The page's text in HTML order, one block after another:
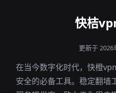
快桔
更新于 2026
在当今数字化时代，快橙
安全的必备工具。稳定翻墙